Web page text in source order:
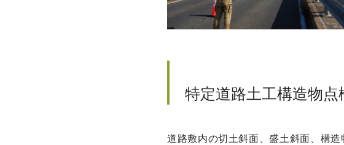
特定道路土工構造物点
道路敷内の切土斜面、盛土斜面、構造